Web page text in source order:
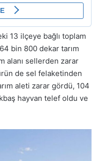
13 ilçeye bağlı toplam
bin 800 dekar tarım
alanı sellerden zarar
de sel felaketinden
aleti zarar gördü, 104
hayvan telef oldu ve